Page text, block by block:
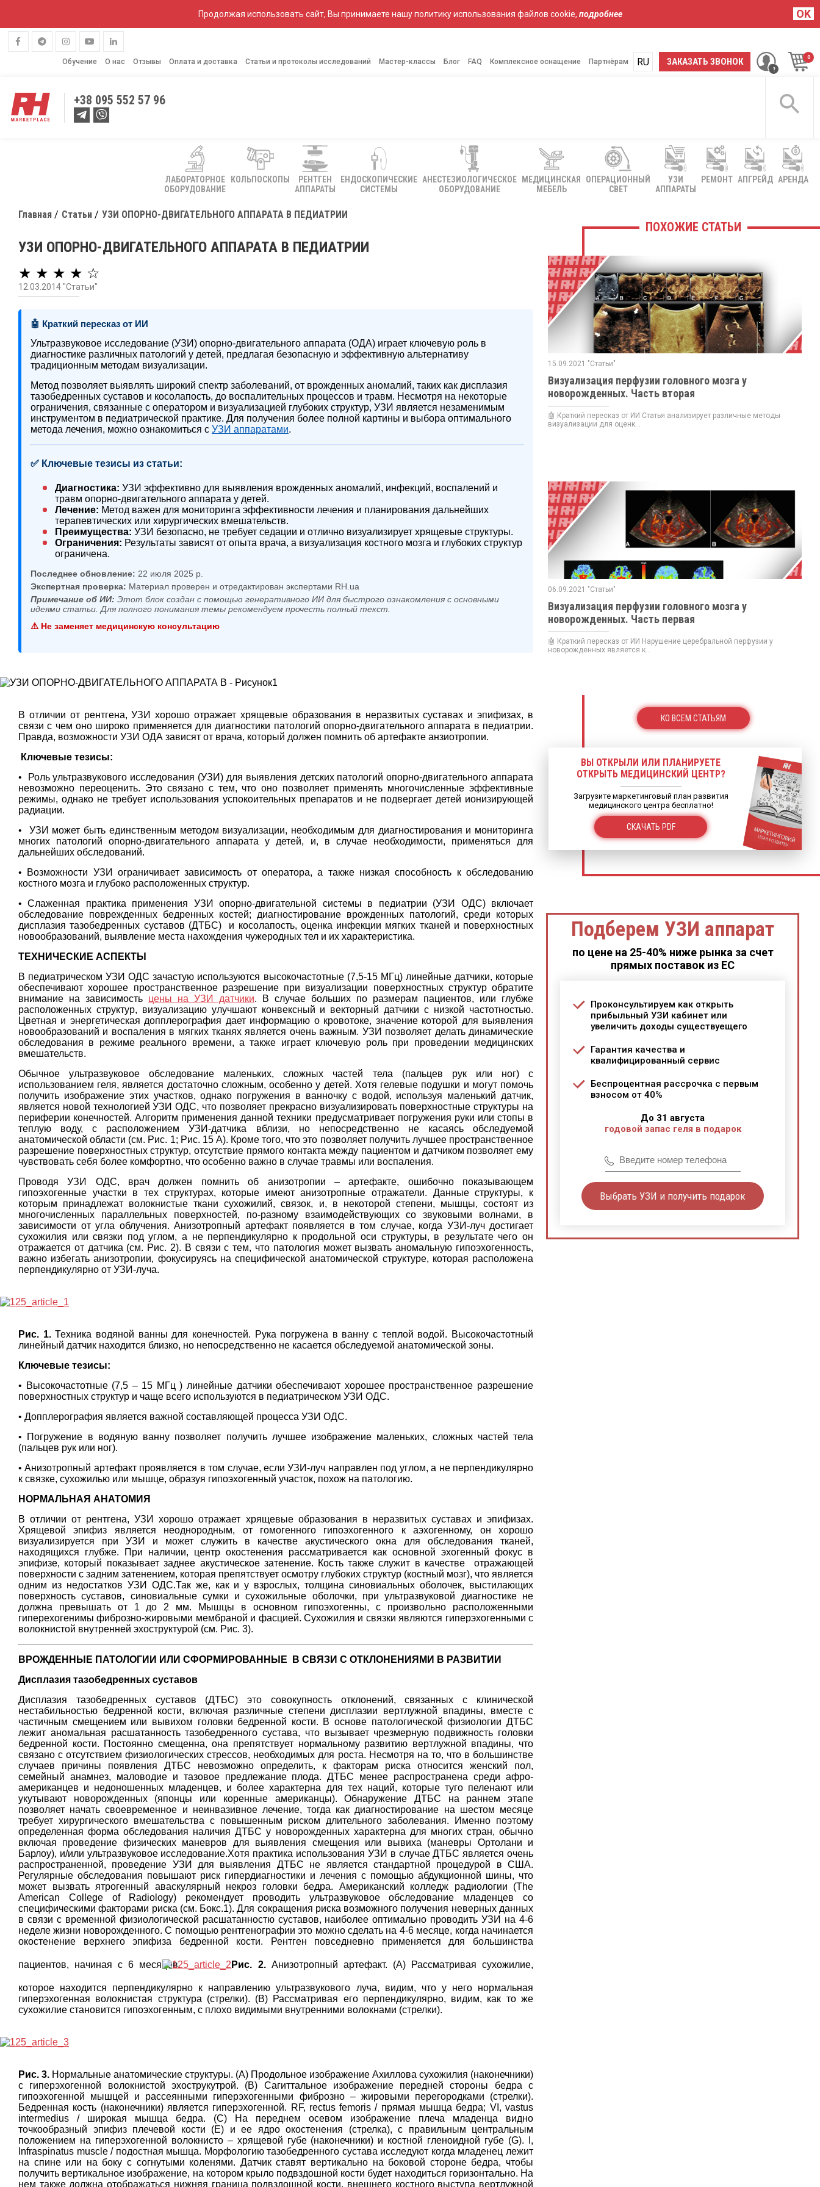
Продолжая использовать сайт, Вы принимаете нашу политику использования файлов cookie, подробнее OK
Обучение О нас Отзывы Оплата и доставка Статьи и протоколы исследований Мастер-классы Блог FAQ Комплексное оснащение Партнёрам ЗАКАЗАТЬ ЗВОНОК
RU
UA
+38 095 552 57 96
ЛАБОРАТОРНОЕ
ОБОРУДОВАНИЕ
КОЛЬПОСКОПЫ
РЕНТГЕН
АППАРАТЫ
ЕНДОСКОПИЧЕСКИЕ
СИСТЕМЫ
АНЕСТЕЗИОЛОГИЧЕСКОЕ
ОБОРУДОВАНИЕ
МЕДИЦИНСКАЯ
МЕБЕЛЬ
ОПЕРАЦИОННЫЙ
СВЕТ
УЗИ
АППАРАТЫ
РЕМОНТ АПГРЕЙД АРЕНДА
Главная Статьи УЗИ ОПОРНО-ДВИГАТЕЛЬНОГО АППАРАТА В ПЕДИАТРИИ
УЗИ ОПОРНО-ДВИГАТЕЛЬНОГО АППАРАТА В ПЕДИАТРИИ
★ ★ ★ ★ ☆
12.03.2014 "Статьи"
🤖 Краткий пересказ от ИИ
Ультразвуковое исследование (УЗИ) опорно-двигательного аппарата (ОДА) играет ключевую роль в
диагностике различных патологий у детей, предлагая безопасную и эффективную альтернативу
традиционным методам визуализации.
Метод позволяет выявлять широкий спектр заболеваний, от врожденных аномалий, таких как дисплазия
тазобедренных суставов и косолапость, до воспалительных процессов и травм. Несмотря на некоторые
ограничения, связанные с оператором и визуализацией глубоких структур, УЗИ является незаменимым
инструментом в педиатрической практике. Для получения более полной картины и выбора оптимального
метода лечения, можно ознакомиться с УЗИ аппаратами.
✅ Ключевые тезисы из статьи:
Диагностика: УЗИ эффективно для выявления врожденных аномалий, инфекций, воспалений и
травм опорно-двигательного аппарата у детей.
Лечение: Метод важен для мониторинга эффективности лечения и планирования дальнейших
терапевтических или хирургических вмешательств.
Преимущества: УЗИ безопасно, не требует седации и отлично визуализирует хрящевые структуры.
Ограничения: Результаты зависят от опыта врача, а визуализация костного мозга и глубоких структур
ограничена.
Последнее обновление: 22 июля 2025 р.
Экспертная проверка: Материал проверен и отредактирован экспертами RH.ua
Примечание об ИИ: Этот блок создан с помощью генеративного ИИ для быстрого ознакомления с основными
идеями статьи. Для полного понимания темы рекомендуем прочесть полный текст.
⚠️ Не заменяет медицинскую консультацию
В отличии от рентгена, УЗИ хорошо отражает хрящевые образования в неразвитых суставах и эпифизах, в
связи с чем оно широко применяется для диагностики патологий опорно-двигательного аппарата в педиатрии.
Правда, возможности УЗИ ОДА зависят от врача, который должен помнить об артефакте анзиотропии.
Ключевые тезисы:
• Роль ультразвукового исследования (УЗИ) для выявления детских патологий опорно-двигательного аппарата
невозможно переоценить. Это связано с тем, что оно позволяет применять многочисленные эффективные
режимы, однако не требует использования успокоительных препаратов и не подвергает детей ионизирующей
радиации.
• УЗИ может быть единственным методом визуализации, необходимым для диагностирования и мониторинга
многих патологий опорно-двигательного аппарата у детей, и, в случае необходимости, применяться для
дальнейших обследований.
• Возможности УЗИ ограничивает зависимость от оператора, а также низкая способность к обследованию
костного мозга и глубоко расположенных структур.
• Слаженная практика применения УЗИ опорно-двигательной системы в педиатрии (УЗИ ОДС) включает
обследование поврежденных бедренных костей; диагностирование врожденных патологий, среди которых
дисплазия тазобедренных суставов (ДТБС) и косолапость, оценка инфекции мягких тканей и поверхностных
новообразований, выявление места нахождения чужеродных тел и их характеристика.
ТЕХНИЧЕСКИЕ АСПЕКТЫ
В педиатрическом УЗИ ОДС зачастую используются высокочастотные (7,5-15 МГц) линейные датчики, которые
обеспечивают хорошее пространственное разрешение при визуализации поверхностных структур обратите
внимание на зависимость цены на УЗИ датчики. В случае больших по размерам пациентов, или глубже
расположенных структур, визуализацию улучшают конвексный и векторный датчики с низкой частотностью.
Цветная и энергетическая допплерография дает информацию о кровотоке, значение которой для выявления
новообразований и воспаления в мягких тканях является очень важным. УЗИ позволяет делать динамические
обследования в режиме реального времени, а также играет ключевую роль при проведении медицинских
вмешательств.
Обычное ультразвуковое обследование маленьких, сложных частей тела (пальцев рук или ног) с
использованием геля, является достаточно сложным, особенно у детей. Хотя гелевые подушки и могут помочь
получить изображение этих участков, однако погружения в ванночку с водой, используя маленький датчик,
является новой технологией УЗИ ОДС, что позволяет прекрасно визуализировать поверхностные структуры на
периферии конечностей. Алгоритм применения данной техники предусматривает погружения руки или стопы в
теплую воду, с расположением УЗИ-датчика вблизи, но непосредственно не касаясь обследуемой
анатомической области (см. Рис. 1; Рис. 15 А). Кроме того, что это позволяет получить лучшее пространственное
разрешение поверхностных структур, отсутствие прямого контакта между пациентом и датчиком позволяет ему
чувствовать себя более комфортно, что особенно важно в случае травмы или воспаления.
Проводя УЗИ ОДС, врач должен помнить об анизотропии – артефакте, ошибочно показывающем
гипоэхогенные участки в тех структурах, которые имеют анизотропные отражатели. Данные структуры, к
которым принадлежат волокнистые ткани сухожилий, связок, и, в некоторой степени, мышцы, состоят из
многочисленных параллельных поверхностей, по-разному взаимодействующих со звуковыми волнами, в
зависимости от угла облучения. Анизотропный артефакт появляется в том случае, когда УЗИ-луч достигает
сухожилия или связки под углом, а не перпендикулярно к продольной оси структуры, в результате чего он
отражается от датчика (см. Рис. 2). В связи с тем, что патология может вызвать аномальную гипоэхогенность,
важно избегать анизотропии, фокусируясь на специфической анатомической структуре, которая расположена
перпендикулярно от УЗИ-луча.
Рис. 1.Техника водяной ванны для конечностей. Рука погружена в ванну с теплой водой. Высокочастотный
линейный датчик находится близко, но непосредственно не касается обследуемой анатомической зоны.
Ключевые тезисы:
• Высокочастотные (7,5 – 15 МГц ) линейные датчики обеспечивают хорошее пространственное разрешение
поверхностных структур и чаще всего используются в педиатрическом УЗИ ОДС.
• Допплерография является важной составляющей процесса УЗИ ОДС.
• Погружение в водяную ванну позволяет получить лучшее изображение маленьких, сложных частей тела
(пальцев рук или ног).
• Анизотропный артефакт проявляется в том случае, если УЗИ-луч направлен под углом, а не перпендикулярно
к связке, сухожилью или мышце, образуя гипоэхогенный участок, похож на патологию.
НОРМАЛЬНАЯ АНАТОМИЯ
В отличии от рентгена, УЗИ хорошо отражает хрящевые образования в неразвитых суставах и эпифизах.
Хрящевой эпифиз является неоднородным, от гомогенного гипоэхогенного к аэхогенному, он хорошо
визуализируется при УЗИ и может служить в качестве акустического окна для обследования тканей,
находящихся глубже. При наличии, центр окостенения рассматривается как основной эхогенный фокус в
эпифизе, который показывает заднее акустическое затенение. Кость также служит в качестве отражающей
поверхности с задним затенением, которая препятствует осмотру глубоких структур (костный мозг), что является
одним из недостатков УЗИ ОДС.Так же, как и у взрослых, толщина синовиальных оболочек, выстилающих
поверхность суставов, синовиальные сумки и сухожильные оболочки, при ультразвуковой диагностике не
должна превышать от 1 до 2 мм. Мышцы в основном гипоэхогенны, с произвольно расположенными
гиперехогенимы фиброзно-жировыми мембраной и фасцией. Сухожилия и связки являются гиперэхогенными с
волокнистой внутренней эхоструктурой (см. Рис. 3).
ВРОЖДЕННЫЕ ПАТОЛОГИИ ИЛИ СФОРМИРОВАННЫЕ В СВЯЗИ С ОТКЛОНЕНИЯМИ В РАЗВИТИИ
Дисплазия тазобедренных суставов
Дисплазия тазобедренных суставов (ДТБС) это совокупность отклонений, связанных с клинической
нестабильностью бедренной кости, включая различные степени дисплазии вертлужной впадины, вместе с
частичным смещением или вывихом головки бедренной кости. В основе патологической физиологии ДТБС
лежит аномальная расшатанность тазобедренного сустава, что вызывает чрезмерную подвижность головки
бедренной кости. Постоянно смещенна, она препятствует нормальному развитию вертлужной впадины, что
связано с отсутствием физиологических стрессов, необходимых для роста. Несмотря на то, что в большинстве
случаев причины появления ДТБС невозможно определить, к факторам риска относится женский пол,
семейный анамнез, маловодие и тазовое предлежание плода. ДТБС менее распространена среди афро-
американцев и недоношенных младенцев, и более характерна для тех наций, которые туго пеленают или
укутывают новорожденных (японцы или коренные американцы). Обнаружение ДТБС на раннем этапе
позволяет начать своевременное и неинвазивное лечение, тогда как диагностирование на шестом месяце
требует хирургического вмешательства с повышенным риском длительного заболевания. Именно поэтому
определенная форма обследования наличия ДТБС у новорожденных характерна для многих стран, обычно
включая проведение физических маневров для выявления смещения или вывиха (маневры Ортолани и
Барлоу), и/или ультразвуковое исследование.Хотя практика использования УЗИ в случае ДТБС является очень
распространенной, проведение УЗИ для выявления ДТБС не является стандартной процедурой в США.
Регулярные обследования повышают риск гипердиагностики и лечения с помощью абдукционной шины, что
может вызвать ятрогенный аваскулярный некроз головки бедра. Американский колледж радиологии (The
American College of Radiology) рекомендует проводить ультразвуковое обследование младенцев со
специфическими факторами риска (см. Бокс.1). Для сокращения риска возможного получения неверных данных
в связи с временной физиологической расшатанностю суставов, наиболее оптимально проводить УЗИ на 4-6
неделе жизни новорожденного. С помощью рентгенографии это можно сделать на 4-6 месяце, когда начинается
окостенение верхнего эпифиза бедренной кости. Рентген повседневно применяется для большинства
пациентов, начиная с 6 месяцев. Рис. 2. Анизотропный артефакт. (А) Рассматривая сухожилие,
которое находится перпендикулярно к направлению ультразвукового луча, видим, что у него нормальная
гиперэхогенная волокнистая структура (стрелки). (В) Рассматривая его перпендикулярно, видим, как то же
сухожилие становится гипоэхогенным, с плохо видимыми внутренними волокнами (стрелки).
Рис. 3. Нормальные анатомические структуры. (А) Продольное изображение Ахиллова сухожилия (наконечники)
с гиперэхогенной волокнистой эхострукутрой. (В) Сагиттальное изображение передней стороны бедра с
гипоэхогенной мышцей и рассеянными гиперэхогенными фиброзно – жировыми перегородками (стрелки).
Бедренная кость (наконечники) является гиперэхогенной. RF, rectus femoris / прямая мышца бедра; VI, vastus
intermedius / широкая мышца бедра. (С) На переднем осевом изображение плеча младенца видно
точкообразный эпифиз плечевой кости (Е) и ее ядро ​​окостенения (стрелка), с правильным центральным
положением на гиперэхогенной волокнисто – хрящевой губе (наконечники) и костной гленоидной губе (G). I,
Infraspinatus muscle / подостная мышца. Морфологию тазобедренного сустава исследуют когда младенец лежит
на спине или на боку с согнутыми коленями. Датчик ставят вертикально на боковой стороне бедра, чтобы
получить вертикальное изображение, на котором крыло подвздошной кости будет находиться горизонтально. На
нем также должна отображаться нижняя граница подвздошной кости, внешнего костного выступа вертлужной
ПОХОЖИЕ СТАТЬИ
15.09.2021 "Статьи"
Визуализация перфузии головного мозга у
новорожденных. Часть вторая
🤖 Краткий пересказ от ИИ Статья анализирует различные методы
визуализации для оценк...
06.09.2021 "Статьи"
Визуализация перфузии головного мозга у
новорожденных. Часть первая
🤖 Краткий пересказ от ИИ Нарушение церебральной перфузии у
новорожденных является к...
КО ВСЕМ СТАТЬЯМ
ВЫ ОТКРЫЛИ ИЛИ ПЛАНИРУЕТЕ
ОТКРЫТЬ МЕДИЦИНСКИЙ ЦЕНТР?
Загрузите маркетинговый план развития
медицинского центра бесплатно!
СКАЧАТЬ PDF
Подберем УЗИ аппарат
по цене на 25-40% ниже рынка за счет
прямых поставок из ЕС
Проконсультируем как открыть
прибыльный УЗИ кабинет или
увеличить доходы существуещего
Гарантия качества и
квалифицированный сервис
Беспроцентная рассрочка с первым
взносом от 40%
До 31 августа
годовой запас геля в подарок
Выбрать УЗИ и получить подарок